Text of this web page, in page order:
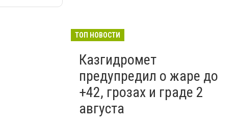
ТОП НОВОСТИ
Казгидромет
предупредил о жаре до
+42, грозах и граде 2
августа